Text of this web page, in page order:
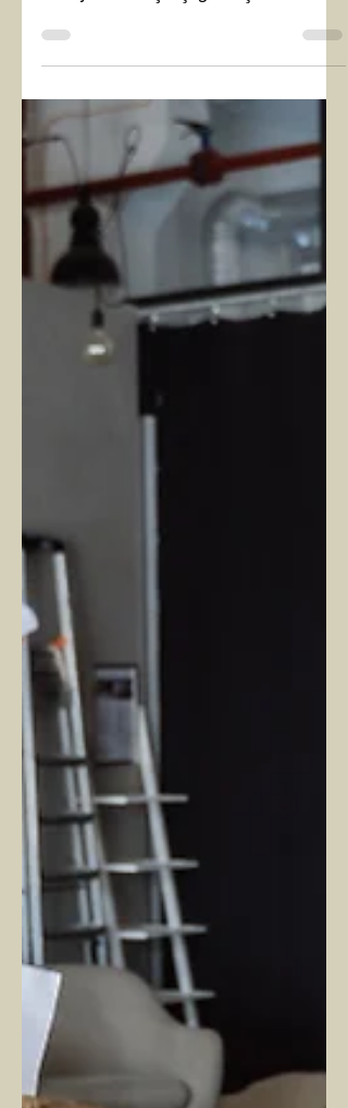
olmayız. Belki çalıştığımız şirketi
değiştirmek isteriz, belki...